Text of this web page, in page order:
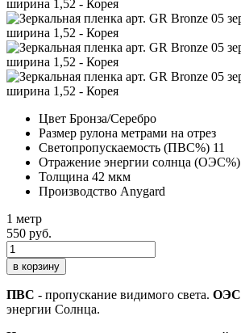
Цвет Бронза/Серебро
Размер рулона метрами на отрез
Светопропускаемость (ПВС%) 11
Отражение энергии солнца (ОЭС%)
Толщина 42 мкм
Производство Anygard
1 метр
550 руб.
в корзину
ПВС - пропускание видимого света. ОЭС
энергии Солнца.